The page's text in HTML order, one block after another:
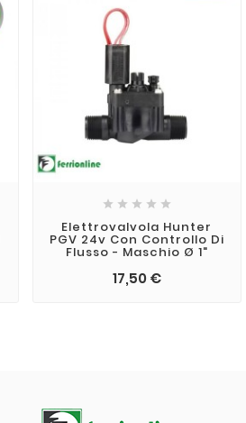
    
Elettrovalvola Hunter
PGV 24v Con Controllo Di
Flusso - Maschio Ø 1"
17,50 €